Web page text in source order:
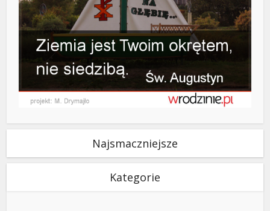
Najsmaczniejsze
Kategorie